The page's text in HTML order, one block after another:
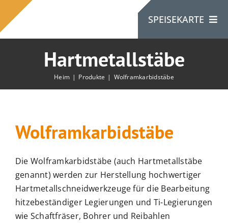
Inhalt
springen
SPEISEKARTE
Heim
Produkte
Kontaktiere Uns
Hartmetallstäbe
Heim Produkte Wolframkarbidstäbe
Wolframkarbidstäbe
Die Wolframkarbidstäbe (auch Hartmetallstäbe
genannt) werden zur Herstellung hochwertiger
Hartmetallschneidwerkzeuge für die Bearbeitung
hitzebeständiger Legierungen und Ti-Legierungen
wie Schaftfräser, Bohrer und Reibahlen